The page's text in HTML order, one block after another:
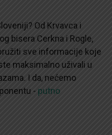
Od Krvavca i
bisera Cerkna i Rogle,
sve informacije koje
maksimalno uživali u
I da, nećemo
- putno